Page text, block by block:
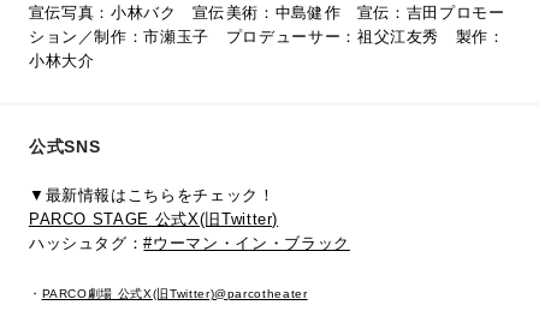
宣伝写真：小林バク 宣伝美術：中島健作 宣伝：吉田プロモー
ション／制作：市瀬玉子 プロデューサー：祖父江友秀 製作：
小林大介
公式SNS
▼最新情報はこちらをチェック！
PARCO STAGE 公式X(旧Twitter)
ハッシュタグ：#ウーマン・イン・ブラック
・ PARCO劇場 公式X(旧Twitter)@parcotheater